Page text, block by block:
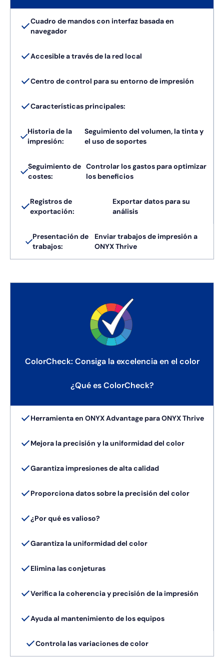
Cuadro de mandos con interfaz basada en
navegador
Accesible a través de la red local
Centro de control para su entorno de impresión
Características principales:
Historia de la
impresión:
Seguimiento del volumen, la tinta y
el uso de soportes
Seguimiento de
costes:
Controlar los gastos para optimizar
los beneficios
Registros de
exportación:
Exportar datos para su
análisis
Presentación de
trabajos:
Enviar trabajos de impresión a
ONYX Thrive
ColorCheck: Consiga la excelencia en el color
¿Qué es ColorCheck?
Herramienta en ONYX Advantage para ONYX Thrive
Mejora la precisión y la uniformidad del color
Garantiza impresiones de alta calidad
Proporciona datos sobre la precisión del color
¿Por qué es valioso?
Garantiza la uniformidad del color
Elimina las conjeturas
Verifica la coherencia y precisión de la impresión
Ayuda al mantenimiento de los equipos
Controla las variaciones de color